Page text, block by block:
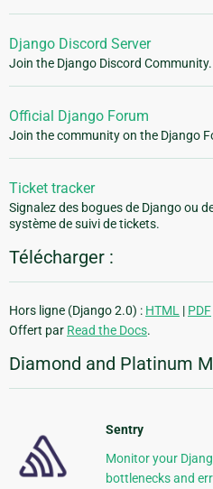
Django Discord Server
Join the Django Discord Community.
Official Django Forum
Join the community on the Django
Ticket tracker
Signalez des bogues de Django ou
système de suivi de tickets.
Télécharger :
Hors ligne (Django 2.0) : HTML | PDF
Offert par Read the Docs.
Diamond and Platinum
Sentry
Monitor your
bottlenecks and